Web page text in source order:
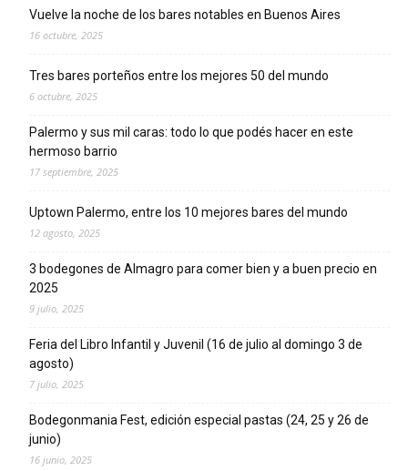
Vuelve la noche de los bares notables en Buenos Aires
16 octubre, 2025
Tres bares porteños entre los mejores 50 del mundo
6 octubre, 2025
Palermo y sus mil caras: todo lo que podés hacer en este
hermoso barrio
17 septiembre, 2025
Uptown Palermo, entre los 10 mejores bares del mundo
12 agosto, 2025
3 bodegones de Almagro para comer bien y a buen precio en
2025
9 julio, 2025
Feria del Libro Infantil y Juvenil (16 de julio al domingo 3 de
agosto)
7 julio, 2025
Bodegonmania Fest, edición especial pastas (24, 25 y 26 de
junio)
16 junio, 2025